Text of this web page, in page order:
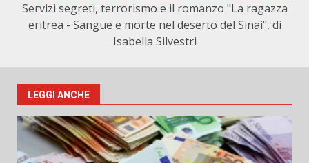
Servizi segreti, terrorismo e il romanzo "La ragazza
eritrea - Sangue e morte nel deserto del Sinai", di
Isabella Silvestri
LEGGI ANCHE